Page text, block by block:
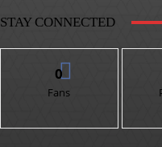
STAY CONNECTED
0
Fans